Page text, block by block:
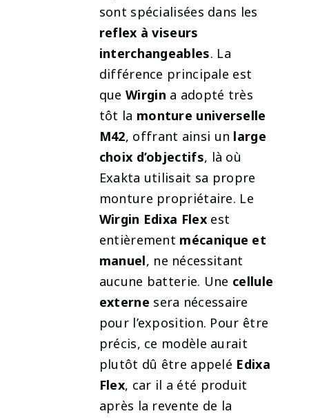
sont spécialisées dans les
reflex à viseurs
interchangeables. La
différence principale est
que Wirgin a adopté très
tôt la monture universelle
M42, offrant ainsi un large
choix d’objectifs, là où
Exakta utilisait sa propre
monture propriétaire. Le
Wirgin Edixa Flexest
entièrement mécanique et
manuel, ne nécessitant
aucune batterie. Une cellule
externe sera nécessaire
pour l’exposition. Pour être
précis, ce modèle aurait
plutôt dû être appelé Edixa
Flex, car il a été produit
après la revente de la